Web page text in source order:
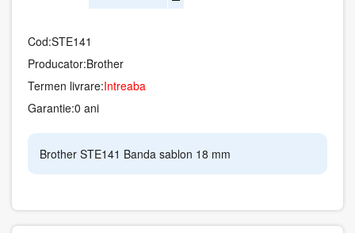
Cod:STE141
Producator:Brother
Termen livrare:Intreaba
Garantie:0 ani
Brother STE141 Banda sablon 18 mm